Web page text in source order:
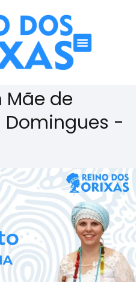
de
Domingues -